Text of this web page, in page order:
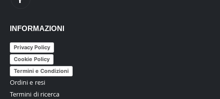
INFORMAZIONI
Privacy Policy
Cookie Policy
Termini e Condizioni
Ordini e resi
Termini di ricerca